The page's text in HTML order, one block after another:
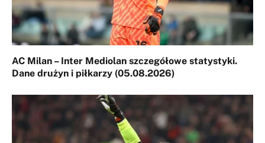
AC Milan – Inter Mediolan szczegółowe statystyki.
Dane drużyn i piłkarzy (05.08.2026)